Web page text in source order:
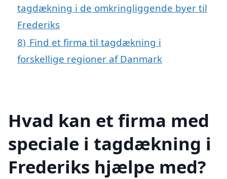
tagdækning i de omkringliggende byer til
Frederiks
8) Find et firma til tagdækning i
forskellige regioner af Danmark
Hvad kan et firma med
speciale i tagdækning i
Frederiks hjælpe med?